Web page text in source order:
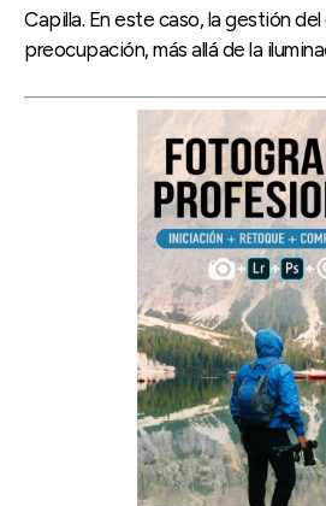
Capilla. En este caso, la gestión
preocupación, más allá de la